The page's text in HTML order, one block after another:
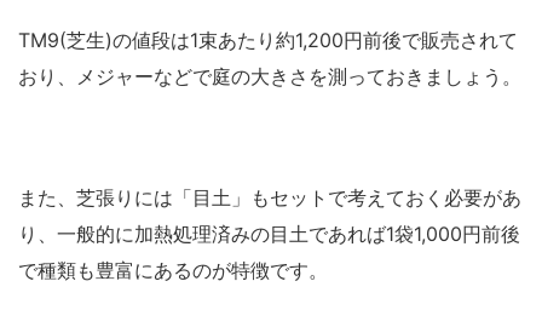
TM9(芝生)の値段は1束あたり約1,200円前後で販売されて
おり、メジャーなどで庭の大きさを測っておきましょう。
また、芝張りには「目土」もセットで考えておく必要があ
り、一般的に加熱処理済みの目土であれば1袋1,000円前後
で種類も豊富にあるのが特徴です。